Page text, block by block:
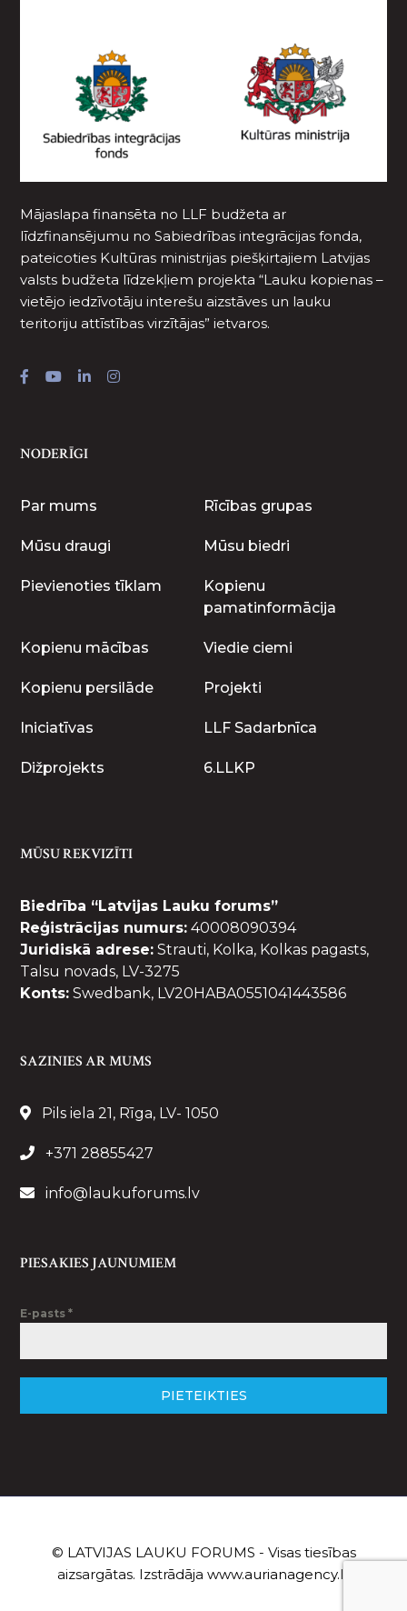
Mājaslapa finansēta no LLF budžeta ar
līdzfinansējumu no Sabiedrības integrācijas fonda,
pateicoties Kultūras ministrijas piešķirtajiem Latvijas
valsts budžeta līdzekļiem projekta “Lauku kopienas –
vietējo iedzīvotāju interešu aizstāves un lauku
teritoriju attīstības virzītājas” ietvaros.
NODERĪGI
Par mums Rīcības grupas
Mūsu draugi Mūsu biedri
Pievienoties tīklam
Kopienu
pamatinformācija
Kopienu mācības Viedie ciemi
Kopienu persilāde Projekti
Iniciatīvas LLF Sadarbnīca
Dižprojekts 6.LLKP
MŪSU REKVIZĪTI
Biedrība “Latvijas Lauku forums”
Reģistrācijas numurs: 40008090394
Juridiskā adrese: Strauti, Kolka, Kolkas pagasts,
Talsu novads, LV-3275
Konts: Swedbank, LV20HABA0551041443586
SAZINIES AR MUMS
Pils iela 21, Rīga, LV- 1050
+371 28855427
info@laukuforums.lv
PIESAKIES JAUNUMIEM
E-pasts*
PIETEIKTIES
© LATVIJAS LAUKU FORUMS - Visas tiesības
aizsargātas. Izstrādāja www.aurianagency.lv